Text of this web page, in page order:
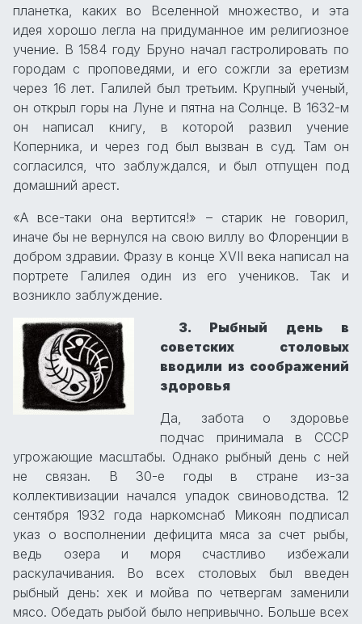
планетка, каких во Вселенной множество, и эта
идея хорошо легла на придуманное им религиозное
учение. В 1584 году Бруно начал гастролировать по
городам с проповедями, и его сожгли за еретизм
через 16 лет. Галилей был третьим. Крупный ученый,
он открыл горы на Луне и пятна на Солнце. В 1632-м
он написал книгу, в которой развил учение
Коперника, и через год был вызван в суд. Там он
согласился, что заблуждался, и был отпущен под
домашний арест.
«А все-таки она вертится!» – старик не говорил,
иначе бы не вернулся на свою виллу во Флоренции в
добром здравии. Фразу в конце XVII века написал на
портрете Галилея один из его учеников. Так и
возникло заблуждение.
3. Рыбный день в
советских столовых
вводили из соображений
здоровья
Да, забота о здоровье
подчас принимала в СССР
угрожающие масштабы. Однако рыбный день с ней
не связан. В 30-е годы в стране из-за
коллективизации начался упадок свиноводства. 12
сентября 1932 года наркомснаб Микоян подписал
указ о восполнении дефицита мяса за счет рыбы,
ведь озера и моря счастливо избежали
раскулачивания. Во всех столовых был введен
рыбный день: хек и мойва по четвергам заменили
мясо. Обедать рыбой было непривычно. Больше всех